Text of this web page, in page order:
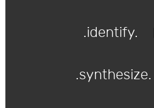
.identify.
.synthesize.